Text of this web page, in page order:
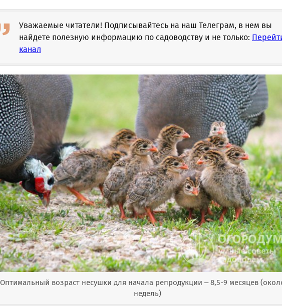
Уважаемые читатели! Подписывайтесь на наш Телеграм, в нем вы
найдете полезную информацию по садоводству и не только:
канал
Оптимальный возраст несушки для начала репродукции – 8,5-9 месяцев
недель)